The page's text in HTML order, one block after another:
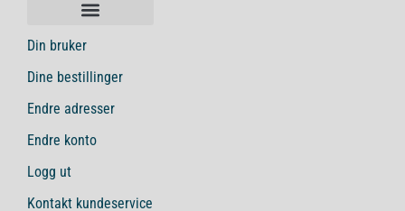
Din bruker
Dine bestillinger
Endre adresser
Endre konto
Logg ut
Kontakt kundeservice